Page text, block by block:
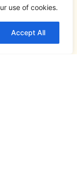
use of cookies.
Accept All